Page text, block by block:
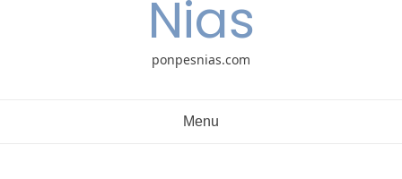
Nias
ponpesnias.com
Menu